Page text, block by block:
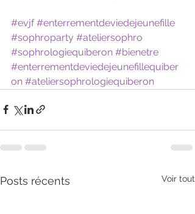
#evjf #enterrementdeviedejeunefille
#sophroparty #ateliersophro
#sophrologiequiberon #bienetre
#enterrementdeviedejeunefillequiber
on #ateliersophrologiequiberon
Posts récents Voir tout